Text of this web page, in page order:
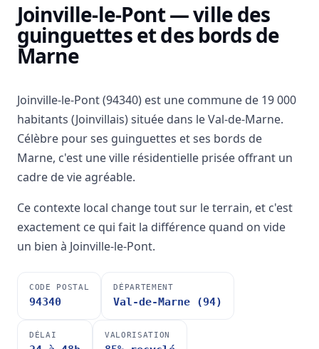
Joinville-le-Pont — ville des
guinguettes et des bords de
Marne
Joinville-le-Pont (94340) est une commune de 19 000
habitants (Joinvillais) située dans le Val-de-Marne.
Célèbre pour ses guinguettes et ses bords de
Marne, c'est une ville résidentielle prisée offrant un
cadre de vie agréable.
Ce contexte local change tout sur le terrain, et c'est
exactement ce qui fait la différence quand on vide
un bien à Joinville-le-Pont.
CODE POSTAL
94340
DÉPARTEMENT
Val-de-Marne (94)
DÉLAI VALORISATION